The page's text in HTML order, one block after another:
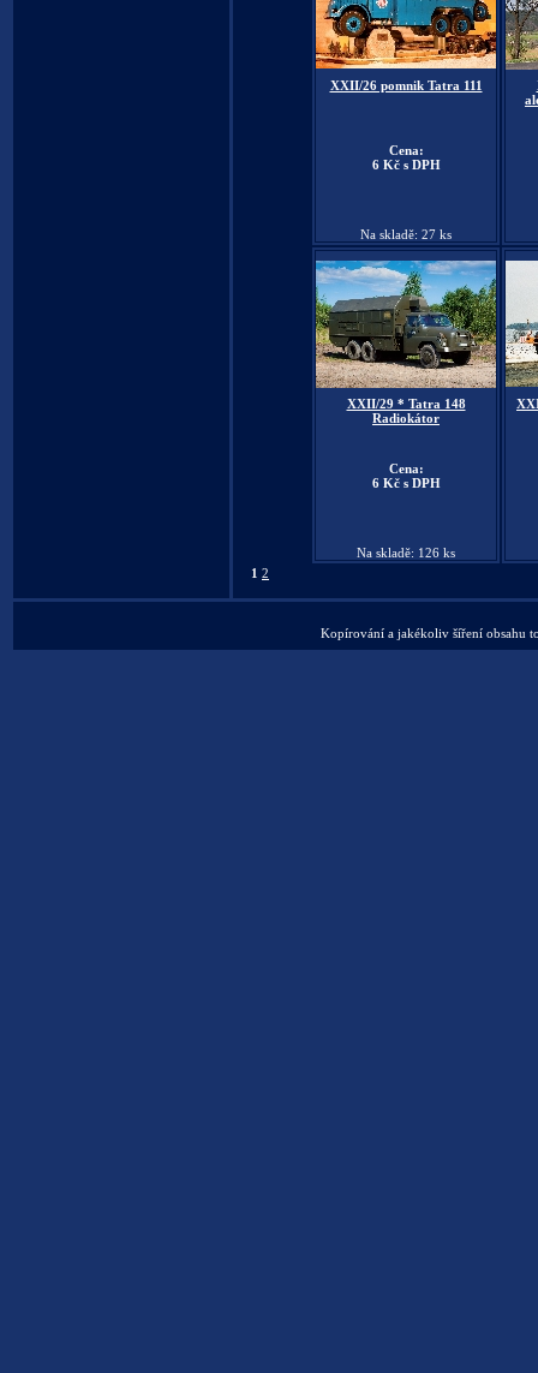
XXII/26 pomnik Tatra 111
Cena:
6 Kč s DPH
Na skladě: 27 ks
XXII/29 * Tatra 148
Radiokátor
Cena:
6 Kč s DPH
Na skladě: 126 ks
1 2
Kopírování a jakékoliv šíření obsahu